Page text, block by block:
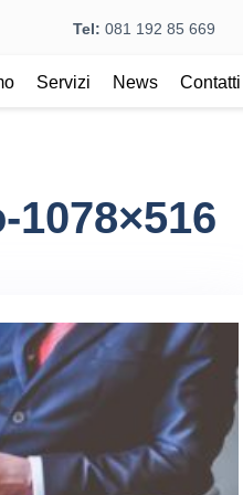
Tel: 081 192 85 669
Servizi News Contatti
1078×516